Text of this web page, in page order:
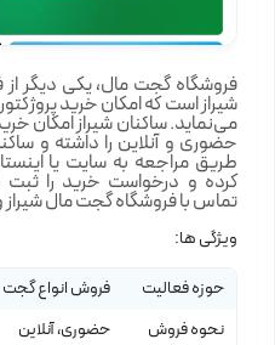
فروشگاه گجت مال، یکی دیگر
شیراز است که امکان خرید
می‌نماید. ساکنان شیراز امکان
حضوری و آنلاین را داشته و
طریق مراجعه به سایت یا
کرده و درخواست خرید را ثبت
تماس با فروشگاه گجت مال شیراز
ویژگی ها:
حوزه فعالیت
فروش انواع گجت
نحوه فروش
حضوری، آنلاین